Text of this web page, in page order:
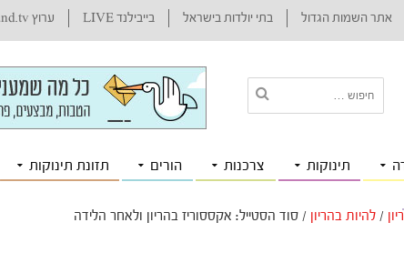
אתר השמות הגדול בתי יולדות בישראל בייבילנד LIVE ערוץ baby-land.tv
תינוקות צרכנות הורים תזונת תינוקות
/ להיות בהריון / סוד הסטייל: אקססוריז בהריון ולאחר הלידה